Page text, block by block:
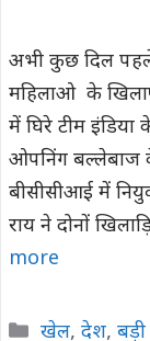
अभी कुछ दिल
महिलाओ के
में घिरे टीम
ओपनिंग बल्लेबाज
बीसीसीआई में
राय ने दोनों
more
Categories
खेल, देश,